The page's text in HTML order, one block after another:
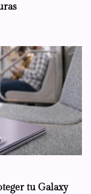
tu Galaxy